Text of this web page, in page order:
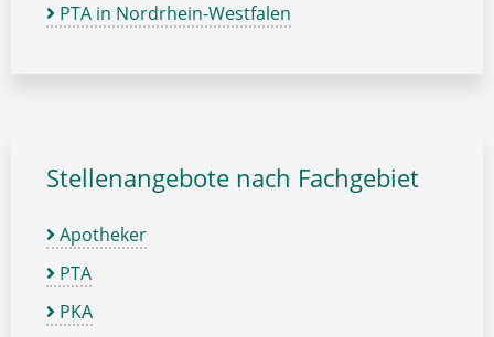
PTA in Nordrhein-Westfalen
Stellenangebote nach Fachgebiet
Apotheker
PTA
PKA